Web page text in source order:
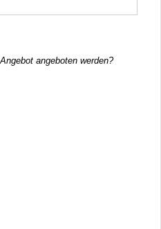
angeboten werden?